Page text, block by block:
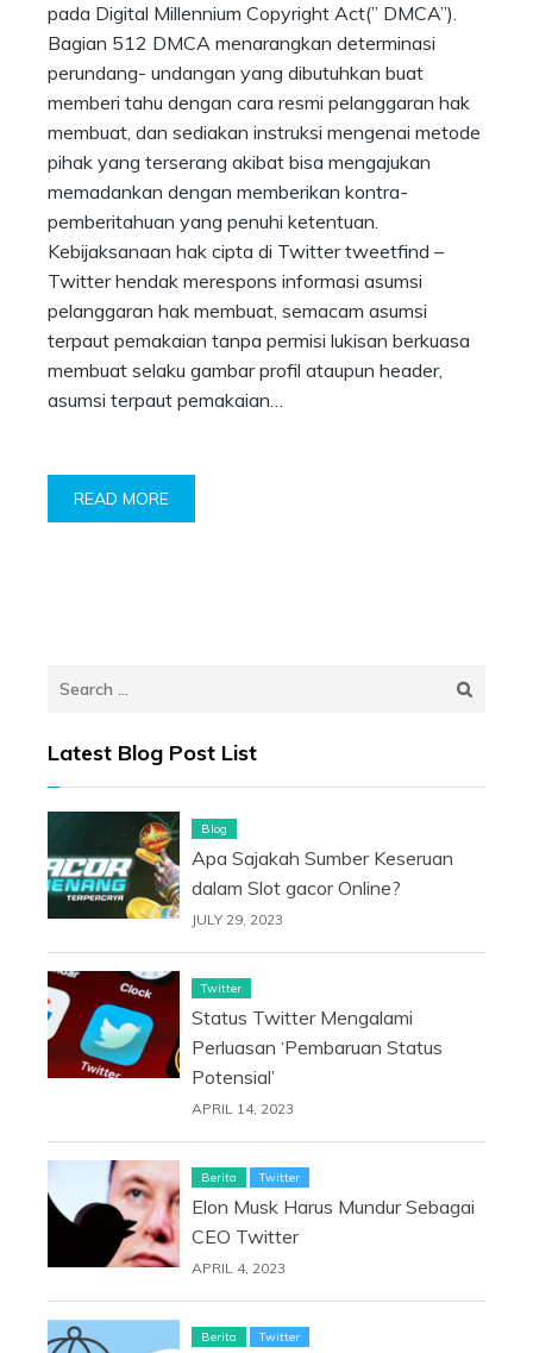
pada Digital Millennium Copyright Act(” DMCA”).
Bagian 512 DMCA menarangkan determinasi
perundang- undangan yang dibutuhkan buat
memberi tahu dengan cara resmi pelanggaran hak
membuat, dan sediakan instruksi mengenai metode
pihak yang terserang akibat bisa mengajukan
memadankan dengan memberikan kontra-
pemberitahuan yang penuhi ketentuan.
Kebijaksanaan hak cipta di Twitter tweetfind –
Twitter hendak merespons informasi asumsi
pelanggaran hak membuat, semacam asumsi
terpaut pemakaian tanpa permisi lukisan berkuasa
membuat selaku gambar profil ataupun header,
asumsi terpaut pemakaian…
READ MORE
Search
Latest Blog Post List
Blog
Apa Sajakah Sumber Keseruan
dalam Slot gacor Online?
JULY 29, 2023
Twitter
Status Twitter Mengalami
Perluasan ‘Pembaruan Status
Potensial’
APRIL 14, 2023
Berita Twitter
Elon Musk Harus Mundur Sebagai
CEO Twitter
APRIL 4, 2023
Berita Twitter